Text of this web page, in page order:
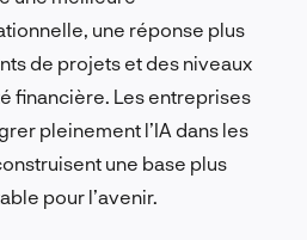
une réponse plus
de projets et des niveaux
financière. Les entreprises
pleinement l’IA dans les
une base plus
pour l’avenir.